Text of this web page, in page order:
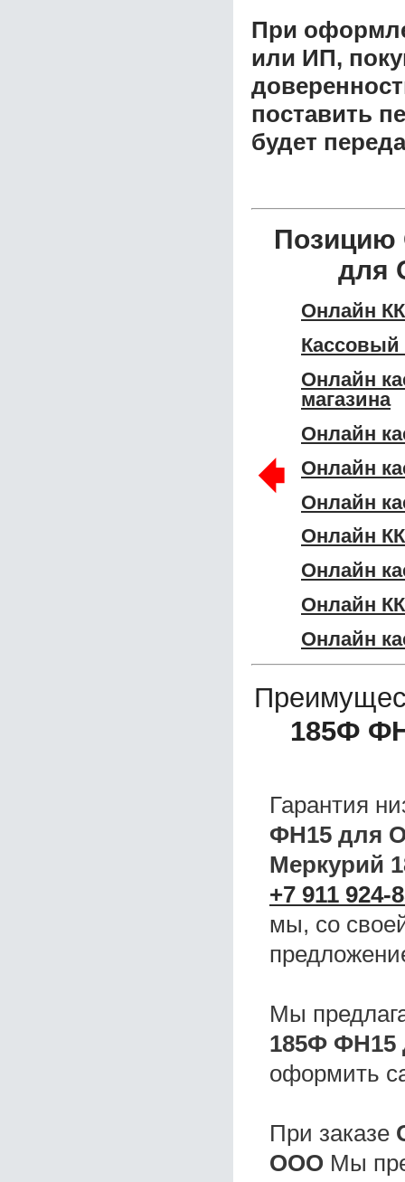
При
или ИП,
поставить
будет
Позицию
для
Онлайн
Онлайн
магазина
Онлайн
Онлайн
Онлайн
Онлайн
Онлайн
Онлайн
Онлайн
🠸
185Ф
Гарантия
ФН15 для
Меркурий
+7 911 924-
мы, со
Мы
185Ф
оформить
При заказе
ООО Мы